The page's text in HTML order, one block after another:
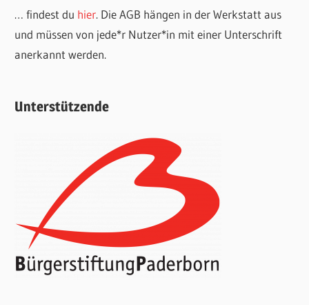
… findest du hier. Die AGB hängen in der Werkstatt aus
und müssen von jede*r Nutzer*in mit einer Unterschrift
anerkannt werden.
Unterstützende